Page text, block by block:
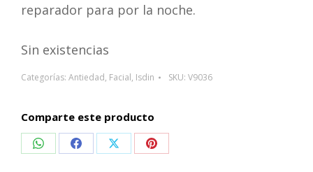
reparador para por la noche.
Sin existencias
Categorías: Antiedad, Facial, Isdin SKU: V9036
Comparte este producto
CompartirCompartirCompartirCompartir